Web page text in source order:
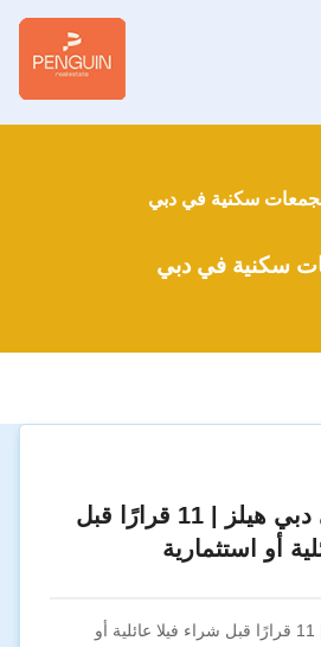
سكنية في دبي
سكنية في دبي
فلل للبيع في دبي هيلز | 11 قرارًا قبل
أو استثمارية
فلل للبيع في دبي هيلز | 11 قرارًا قبل شراء فيلا عائلية أو